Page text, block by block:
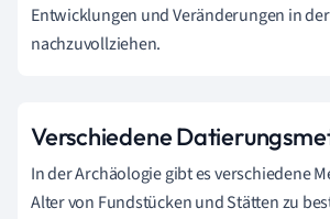
Entwicklungen und Veränderungen in
nachzuvollziehen.
Verschiedene
In der Archäologie gibt es verschiedene
Alter von Fundstücken und Stätten zu